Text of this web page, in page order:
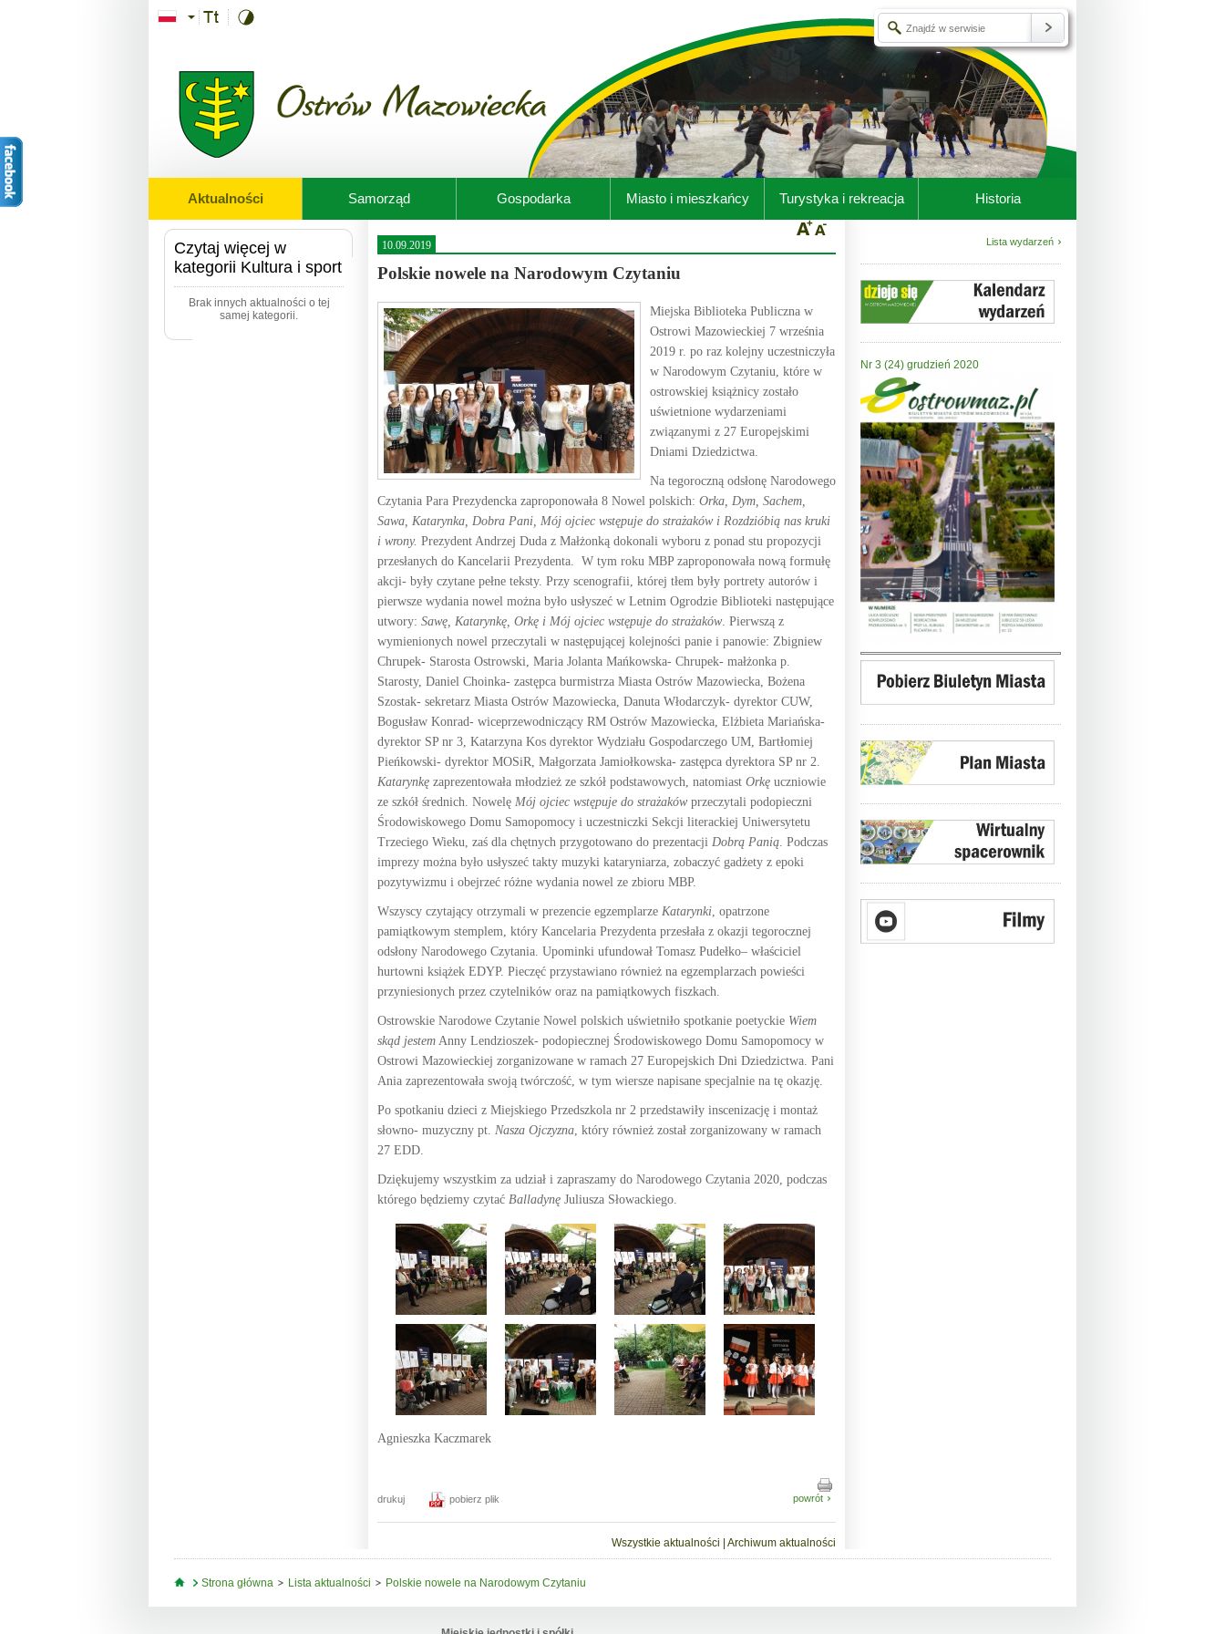
Aktualności Samorząd Gospodarka Miasto i mieszkańcy Turystyka i rekreacja Historia
Czytaj więcej w
kategorii Kultura i sport
Brak innych aktualności o tej
samej kategorii.
10.09.2019
Polskie nowele na Narodowym Czytaniu
Miejska Biblioteka Publiczna w
Ostrowi Mazowieckiej 7 września
2019 r. po raz kolejny uczestniczyła
w Narodowym Czytaniu, które w
ostrowskiej książnicy zostało
uświetnione wydarzeniami
związanymi z 27 Europejskimi
Dniami Dziedzictwa.
Na tegoroczną odsłonę Narodowego
Czytania Para Prezydencka zaproponowała 8 Nowel polskich: Orka, Dym, Sachem,
Sawa, Katarynka, Dobra Pani, Mój ojciec wstępuje do strażaków i Rozdzióbią nas kruki
i wrony. Prezydent Andrzej Duda z Małżonką dokonali wyboru z ponad stu propozycji
przesłanych do Kancelarii Prezydenta. W tym roku MBP zaproponowała nową formułę
akcji- były czytane pełne teksty. Przy scenografii, której tłem były portrety autorów i
pierwsze wydania nowel można było usłyszeć w Letnim Ogrodzie Biblioteki następujące
utwory: Sawę, Katarynkę, Orkę i Mój ojciec wstępuje do strażaków. Pierwszą z
wymienionych nowel przeczytali w następującej kolejności panie i panowie: Zbigniew
Chrupek- Starosta Ostrowski, Maria Jolanta Mańkowska- Chrupek- małżonka p.
Starosty, Daniel Choinka- zastępca burmistrza Miasta Ostrów Mazowiecka, Bożena
Szostak- sekretarz Miasta Ostrów Mazowiecka, Danuta Włodarczyk- dyrektor CUW,
Bogusław Konrad- wiceprzewodniczący RM Ostrów Mazowiecka, Elżbieta Mariańska-
dyrektor SP nr 3, Katarzyna Kos dyrektor Wydziału Gospodarczego UM, Bartłomiej
Pieńkowski- dyrektor MOSiR, Małgorzata Jamiołkowska- zastępca dyrektora SP nr 2.
Katarynkę zaprezentowała młodzież ze szkół podstawowych, natomiast Orkę uczniowie
ze szkół średnich. Nowelę Mój ojciec wstępuje do strażakówprzeczytali podopieczni
Środowiskowego Domu Samopomocy i uczestniczki Sekcji literackiej Uniwersytetu
Trzeciego Wieku, zaś dla chętnych przygotowano do prezentacji Dobrą Panią. Podczas
imprezy można było usłyszeć takty muzyki kataryniarza, zobaczyć gadżety z epoki
pozytywizmu i obejrzeć różne wydania nowel ze zbioru MBP.
Wszyscy czytający otrzymali w prezencie egzemplarze Katarynki, opatrzone
pamiątkowym stemplem, który Kancelaria Prezydenta przesłała z okazji tegorocznej
odsłony Narodowego Czytania. Upominki ufundował Tomasz Pudełko– właściciel
hurtowni książek EDYP. Pieczęć przystawiano również na egzemplarzach powieści
przyniesionych przez czytelników oraz na pamiątkowych fiszkach.
Ostrowskie Narodowe Czytanie Nowel polskich uświetniło spotkanie poetyckie Wiem
skąd jestem Anny Lendzioszek- podopiecznej Środowiskowego Domu Samopomocy w
Ostrowi Mazowieckiej zorganizowane w ramach 27 Europejskich Dni Dziedzictwa. Pani
Ania zaprezentowała swoją twórczość, w tym wiersze napisane specjalnie na tę okazję.
Po spotkaniu dzieci z Miejskiego Przedszkola nr 2 przedstawiły inscenizację i montaż
słowno- muzyczny pt. Nasza Ojczyzna, który również został zorganizowany w ramach
27 EDD.
Dziękujemy wszystkim za udział i zapraszamy do Narodowego Czytania 2020, podczas
którego będziemy czytać Balladynę Juliusza Słowackiego.
Agnieszka Kaczmarek
drukuj pobierz plik powrót
Wszystkie aktualności | Archiwum aktualności
Lista wydarzeń
Nr 3 (24) grudzień 2020
Jesteś tutaj
Strona główna Lista aktualności Polskie nowele na Narodowym Czytaniu